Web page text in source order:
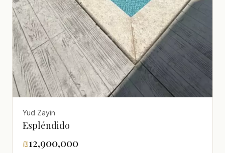
Yud Zayin
Espléndido
₪12,900,000